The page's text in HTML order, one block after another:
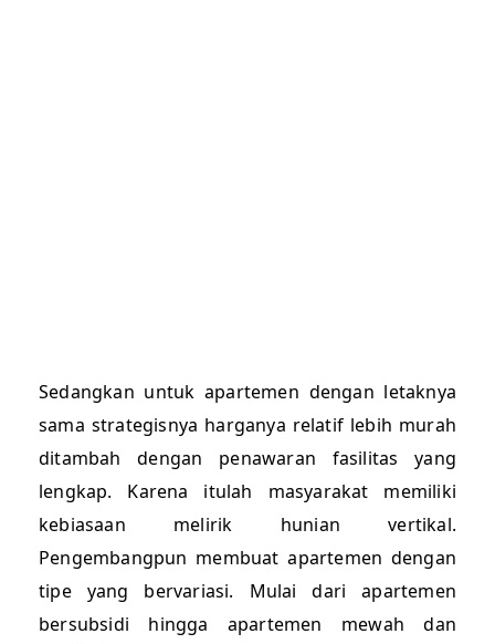
Sedangkan untuk apartemen dengan letaknya
sama strategisnya harganya relatif lebih murah
ditambah dengan penawaran fasilitas yang
lengkap. Karena itulah masyarakat memiliki
kebiasaan melirik hunian vertikal.
Pengembangpun membuat apartemen dengan
tipe yang bervariasi. Mulai dari apartemen
bersubsidi hingga apartemen mewah dan